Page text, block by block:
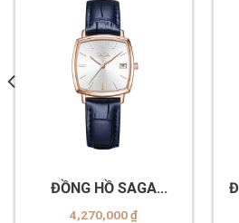
ĐỒNG HỒ SAGA
71979-RGSVBL-2
4,270,000₫